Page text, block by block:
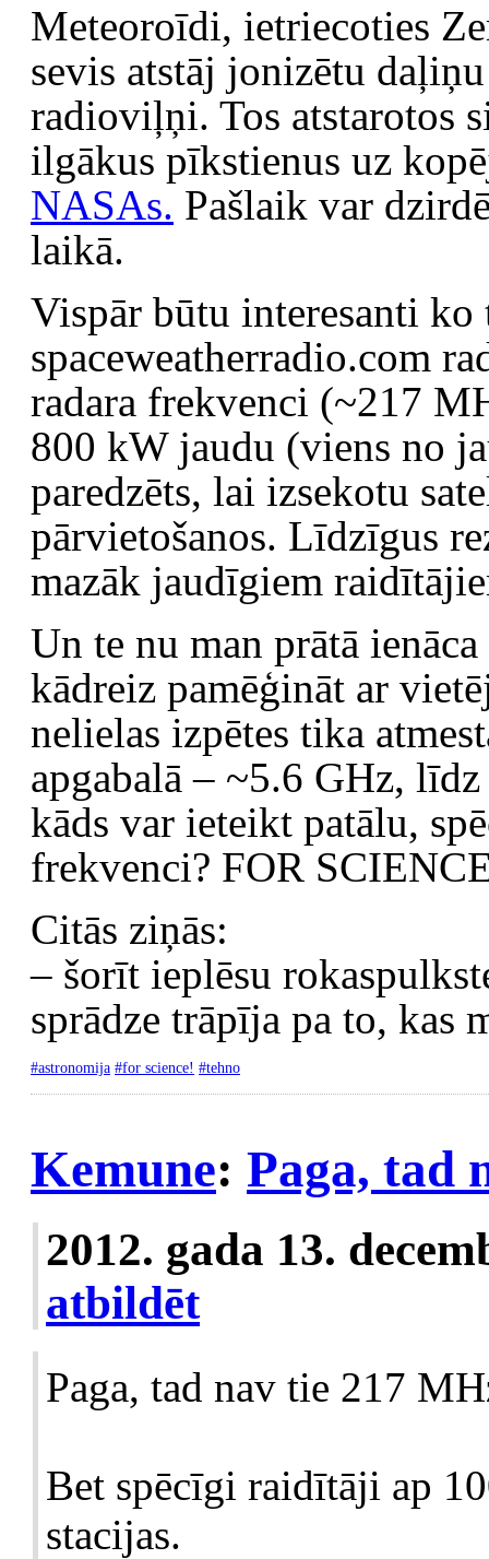
Meteoroīdi, ietriecoties
sevis atstāj jonizētu
radioviļņi. Tos atstarotos
ilgākus pīkstienus uz
NASAs. Pašlaik var
laikā.
Vispār būtu interesanti ko
spaceweatherradio.com
radara frekvenci (~217
800 kW jaudu (viens no
paredzēts, lai izsekotu
pārvietošanos. Līdzīgus
mazāk jaudīgiem
Un te nu man prātā
kādreiz pamēģināt ar
nelielas izpētes tika
apgabalā – ~5.6 GHz,
kāds var ieteikt patālu,
frekvenci? FOR
Citās ziņās:
– šorīt ieplēsu
sprādze trāpīja pa to, kas
#astronomija #for science! #tehno
Kemune: Paga, tad
2012. gada 13.
atbildēt
Paga, tad nav tie 217
Bet spēcīgi raidītāji ap
stacijas.